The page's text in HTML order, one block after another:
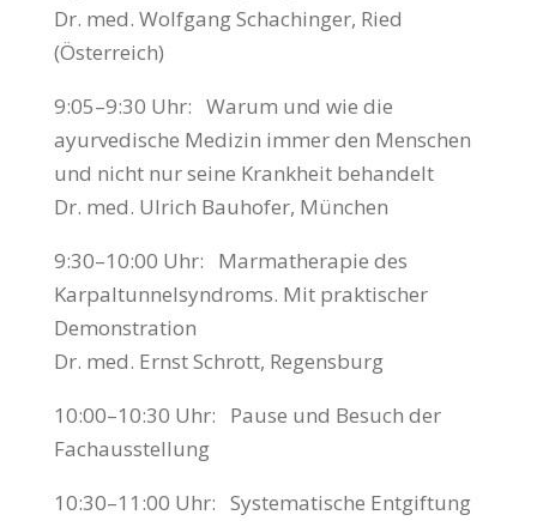
Dr. med. Wolfgang Schachinger, Ried
(Österreich)
9:05–9:30 Uhr: Warum und wie die
ayurvedische Medizin immer den Menschen
und nicht nur seine Krankheit behandelt
Dr. med. Ulrich Bauhofer, München
9:30–10:00 Uhr: Marmatherapie des
Karpaltunnelsyndroms. Mit praktischer
Demonstration
Dr. med. Ernst Schrott, Regensburg
10:00–10:30 Uhr: Pause und Besuch der
Fachausstellung
10:30–11:00 Uhr: Systematische Entgiftung